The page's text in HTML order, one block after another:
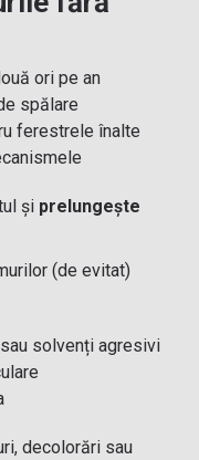
ori pe an
spălare
ferestrele înalte
și prelungește
(de evitat)
solvenți agresivi
decolorări sau